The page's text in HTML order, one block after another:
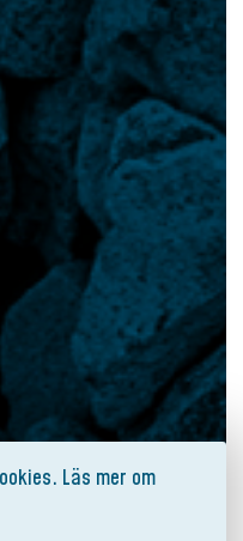
Läs mer om